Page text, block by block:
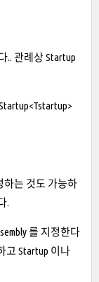
.. 관례상 Startup
하는 것도 가능하
.
를 지정한다
고 Startup 이나